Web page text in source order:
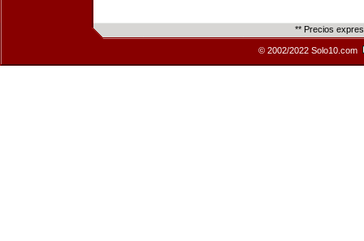
** Precios
© 2002/2022 Solo10.com